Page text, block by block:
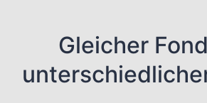
Gleicher